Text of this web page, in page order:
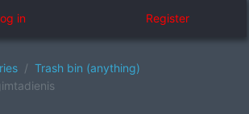
in Register
Trash bin (anything)